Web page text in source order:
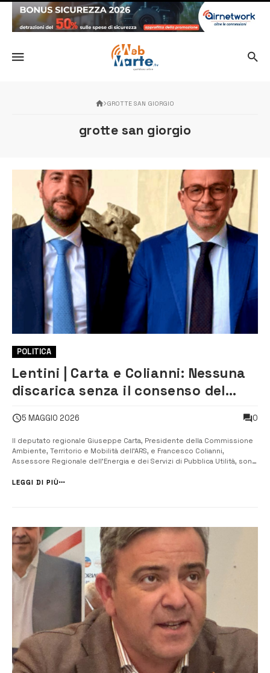
GROTTE SAN GIORGIO
grotte san giorgio
POLITICA
Lentini | Carta e Colianni: Nessuna
discarica senza il consenso del
5 MAGGIO 2026 0
Il deputato regionale Giuseppe Carta, Presidente della Commissione
Ambiente, Territorio e Mobilità dell’ARS, e Francesco Colianni,
Assessore Regionale dell’Energia e dei Servizi di Pubblica Utilità, sono
discarica di Grotte San Giorgio, nel territorio di Lentini. I due esponenti
LEGGI DI PIÙ